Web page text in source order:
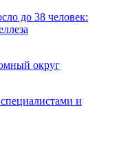
до 38 человек:
округ
и